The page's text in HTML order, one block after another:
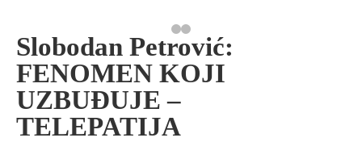
Slobodan Petrović:
FENOMEN KOJI
UZBUĐUJE –
TELEPATIJA